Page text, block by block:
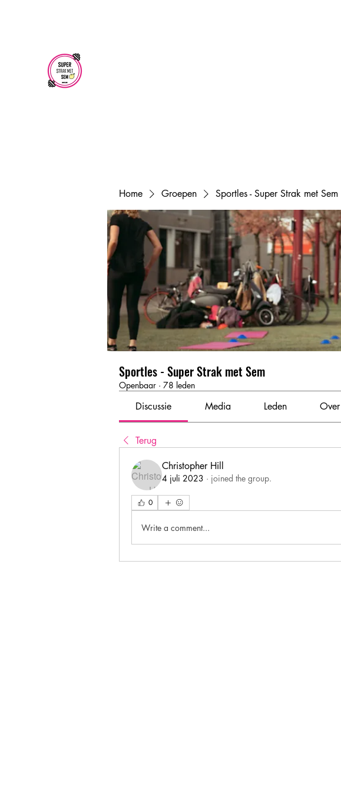
Home Groepen Sportles - Super Strak met Sem
Sportles - Super Strak met Sem
Openbaar · 78 leden
Discussie Media Leden Over
Terug
Christopher Hill
4 juli 2023 · joined the group.
0
Write a comment...